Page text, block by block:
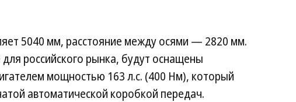
5040 мм, расстояние между осями — 2820 мм.
российского рынка, будут оснащены
мощностью 163 л.с. (400 Нм), который
автоматической коробкой передач.